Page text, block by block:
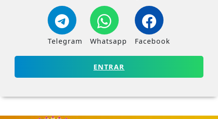
Telegram Whatsapp Facebook
ENTRAR